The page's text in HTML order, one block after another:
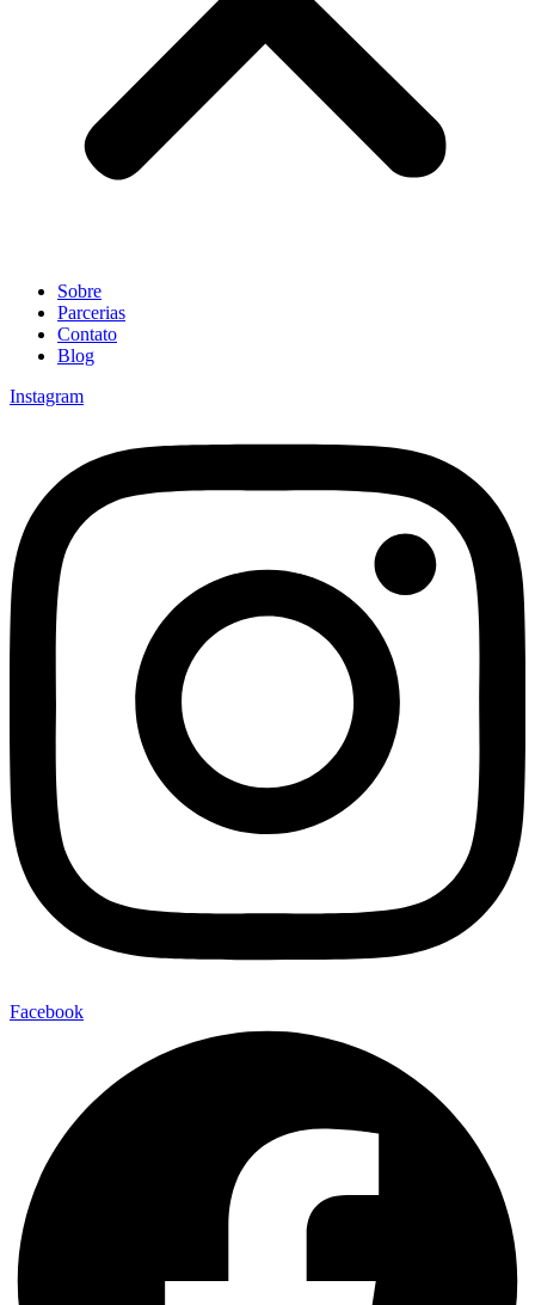
Sobre
Parcerias
Contato
Blog
Instagram
Facebook